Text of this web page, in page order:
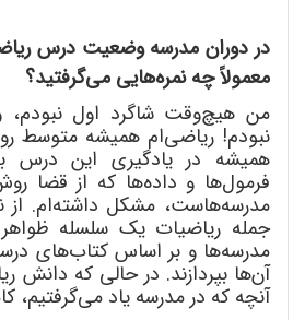
در دوران مدرسه وضعیت درس
معمولاً چه نمرههایی میگرفتید؟
من هیچوقت شاگرد اول
نبودم! ریاضیام همیشه متوسط رو
همیشه در یادگیری این
فرمولها و دادهها که از قضا
مدرسههاست، مشکل داشتهام.
جمله ریاضیات یک سلسله
مدرسهها و بر اساس کتابهای
آنها بپردازند. در حالی که دانش
آنچه که در مدرسه یاد میگرفتیم،